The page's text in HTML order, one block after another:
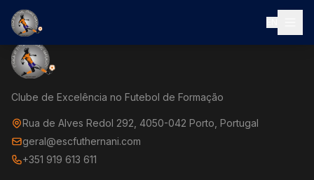
Clube de Excelência no Futebol de Formação
Rua de Alves Redol 292, 4050-042 Porto, Portugal
geral@escfuthernani.com
+351 919 613 611